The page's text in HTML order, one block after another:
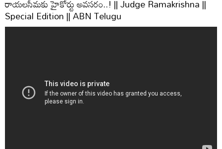
రాయలసీమకు హైకోర్టు అవసరం..! || Judge Ramakrishna ||
Special Edition || ABN Telugu